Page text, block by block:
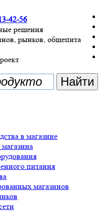
42-56
решения
рынков, общепита
в магазине
питания
магазинов